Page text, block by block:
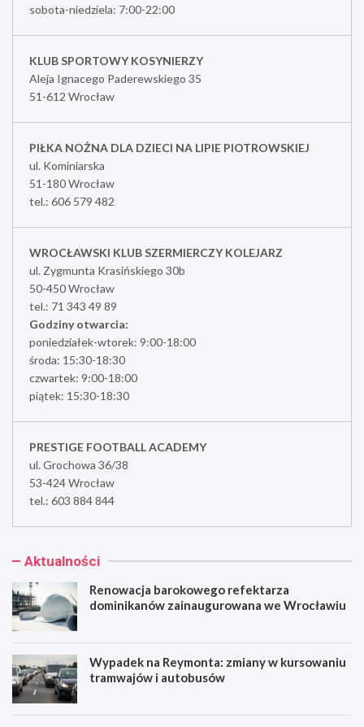
sobota-niedziela: 7:00-22:00
KLUB SPORTOWY KOSYNIERZY
Aleja Ignacego Paderewskiego 35
51-612 Wrocław
PIŁKA NOŻNA DLA DZIECI NA LIPIE PIOTROWSKIEJ
ul. Kominiarska
51-180 Wrocław
tel.: 606 579 482
WROCŁAWSKI KLUB SZERMIERCZY KOLEJARZ
ul. Zygmunta Krasińskiego 30b
50-450 Wrocław
tel.: 71 343 49 89
Godziny otwarcia:
poniedziałek-wtorek: 9:00-18:00
środa: 15:30-18:30
czwartek: 9:00-18:00
piątek: 15:30-18:30
PRESTIGE FOOTBALL ACADEMY
ul. Grochowa 36/38
53-424 Wrocław
tel.: 603 884 844
Aktualności
Renowacja barokowego refektarza
dominikanów zainaugurowana we Wrocławiu
Wypadek na Reymonta: zmiany w kursowaniu
tramwajów i autobusów